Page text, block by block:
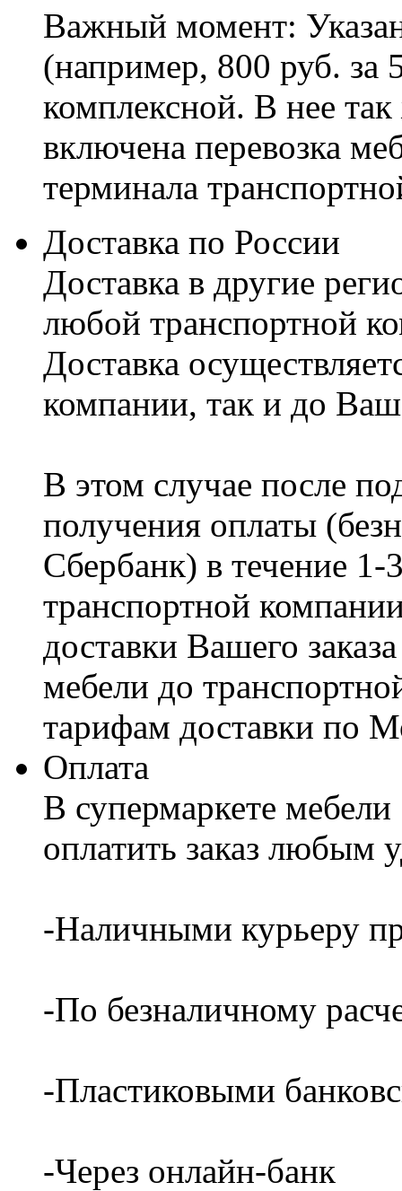
Важный момент:
(например, 800 руб. за
комплексной. В нее
включена перевозка
терминала
Доставка по России
Доставка в другие
любой транспортной
Доставка
компании, так и до
В этом случае после
получения оплаты
Сбербанк) в течение
транспортной
доставки Вашего
мебели до
тарифам доставки по
Оплата
В супермаркете
оплатить заказ любым
-Наличными курьеру
-По безналичному
-Пластиковыми
-Через онлайн-банк